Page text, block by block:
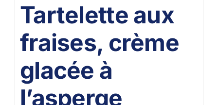
Tartelette aux
fraises, crème
glacée à
l’asperge